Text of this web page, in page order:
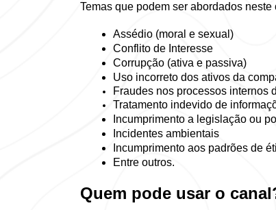
Temas que podem ser abordados neste
Assédio (moral e sexual)
Conflito de Interesse
Corrupção (ativa e passiva)
Uso incorreto dos ativos da
Fraudes nos processos internos
Tratamento indevido de
Incumprimento a legislação ou
Incidentes ambientais
Incumprimento aos padrões de
Entre outros.
Quem pode usar o